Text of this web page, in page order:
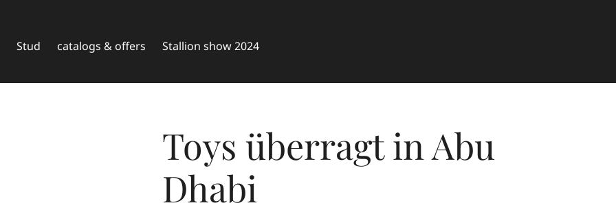
Stud catalogs & offers Stallion show 2024
Toys überragt in Abu
Dhabi